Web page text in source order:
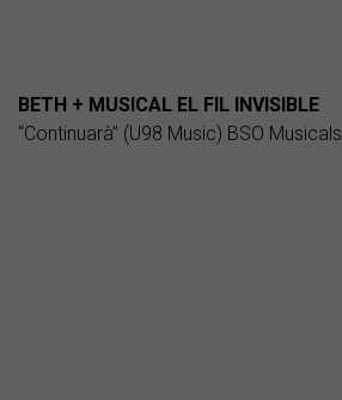
BETH + MUSICAL EL FIL INVISIBLE
“Continuarà” (U98 Music) BSO Musicals